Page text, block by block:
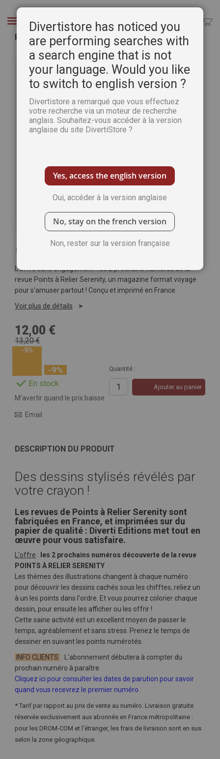
Chercher
Points à Relier Serenity découverte 2 numéros
Passer
galerie
d’images
Soyez le premier à commenter ce produit
L'offre sans engagement : les 2 prochains numéros de la
revue Points à Relier Serenity, un magazine format voyage
pour s'amuser partout ! Conçu et imprimé en France.
Voir plus de détails
12,00 €
13,20 €
-9%
-9%
En stock
Quantité :
Ajouter au panier
M’avertir quand le prix baisse
Email
DESCRIPTION DU PRODUIT
Des dessins stylisés révélés par
votre crayon !
Les revues de Points à Relier Serenity sont
fabriquées en France, et imprimées sur du
papier de qualité : Diverti Editions met tout en
œuvre pour vous satisfaire.
L'offre : les 2 prochains numéros découverte de la revue
POINTS À RELIER SERENITY
Les thèmes des illustrations changent à chaque numéro :
pour découvrir les dessins cachés sous les chifftes, reliez un
à un les points dans l'ordre. Et vous pourrez colorier chaque
dessin, pour ensuite les afficher ou les offrir !
Cette saine activité est un excellent moyen de passer le
temps, agréablement et sans stress. Prenez le temps de
dessiner en suivant les points numérotés.
INFO CLIENTS : L'abonnement débutera à compter du
prochain numéro à paraître.
Cliquez ici pour consulter les dates de parution pour savoir
quand vous recevrez le premier numéro.
* Tarif par rapport au prix de vente au numéro. Livraison gratuite
réservée exclusivement aux abonnés en France métropolitaine :
pour les DROM-COM et l'étranger, les frais de livraison sont en sus
selon la zone géographique.
Divertistore has noticed you
are performing searches with
a search engine that is not
your language. Would you like
to switch to english version ?
Divertistore a remarqué que vous effectuez
votre recherche via un moteur de recherche
anglais. Souhaitez-vous accéder à la version
anglaise du site DivertiStore ?
Yes, access the english version
Oui, accéder à la version anglaise
No, stay on the french version
Non, rester sur la version française